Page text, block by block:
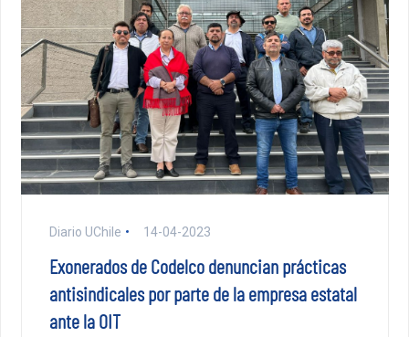
Diario UChile 14-04-2023
Exonerados de Codelco denuncian prácticas
antisindicales por parte de la empresa estatal
ante la OIT